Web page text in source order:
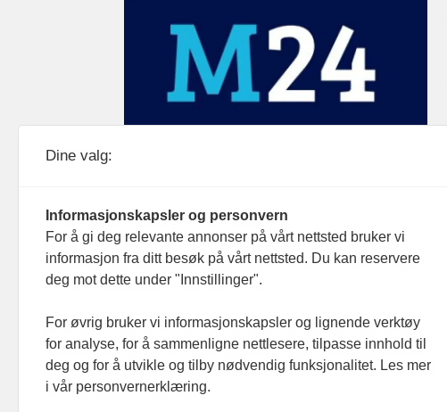
Dine valg:
Informasjonskapsler og personvern
For å gi deg relevante annonser på vårt nettsted bruker vi
informasjon fra ditt besøk på vårt nettsted. Du kan reservere
deg mot dette under "Innstillinger".
For øvrig bruker vi informasjonskapsler og lignende verktøy
for analyse, for å sammenligne nettlesere, tilpasse innhold til
deg og for å utvikle og tilby nødvendig funksjonalitet. Les mer
i vår personvernerklæring.